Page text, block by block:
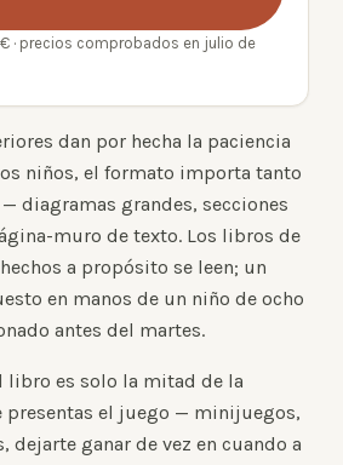
· precios comprobados en julio de
dan por hecha la paciencia
niños, el formato importa tanto
diagramas grandes, secciones
muro de texto. Los libros de
a propósito se leen; un
en manos de un niño de ocho
antes del martes.
libro es solo la mitad de la
presentas el juego — minijuegos,
dejarte ganar de vez en cuando a